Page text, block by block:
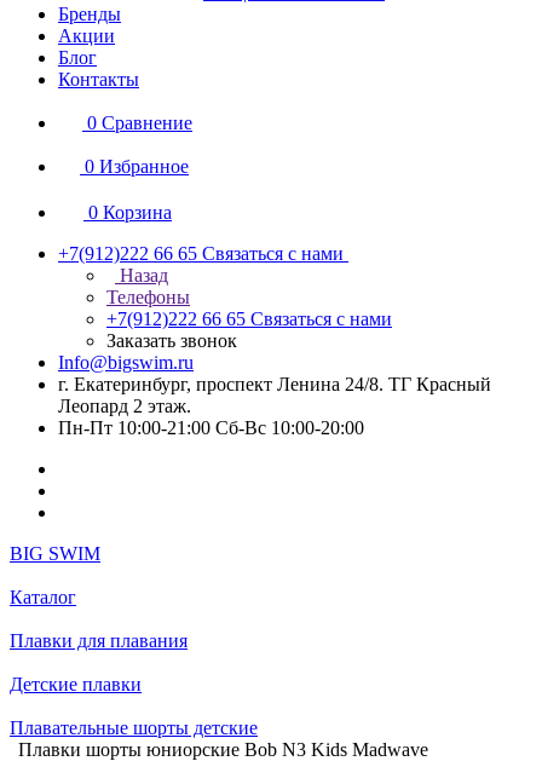
Бренды
Акции
Блог
Контакты
0 Сравнение
0 Избранное
0 Корзина
+7(912)222 66 65 Связаться с нами
Назад
Телефоны
+7(912)222 66 65 Связаться с нами
Заказать звонок
Info@bigswim.ru
г. Екатеринбург, проспект Ленина 24/8. ТГ Красный
Леопард 2 этаж.
Пн-Пт 10:00-21:00 Сб-Вс 10:00-20:00
BIG SWIM
Каталог
Плавки для плавания
Детские плавки
Плавательные шорты детские
Плавки шорты юниорские Bob N3 Kids Madwave